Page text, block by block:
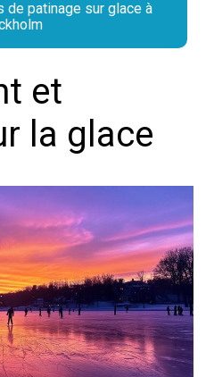
de patinage sur glace à
et
la glace